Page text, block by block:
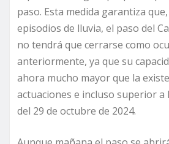
paso. Esta medida garantiza
episodios de lluvia, el paso del
no tendrá que cerrarse como
anteriormente, ya que su
ahora mucho mayor que la
actuaciones e incluso superior a
del 29 de octubre de 2024.